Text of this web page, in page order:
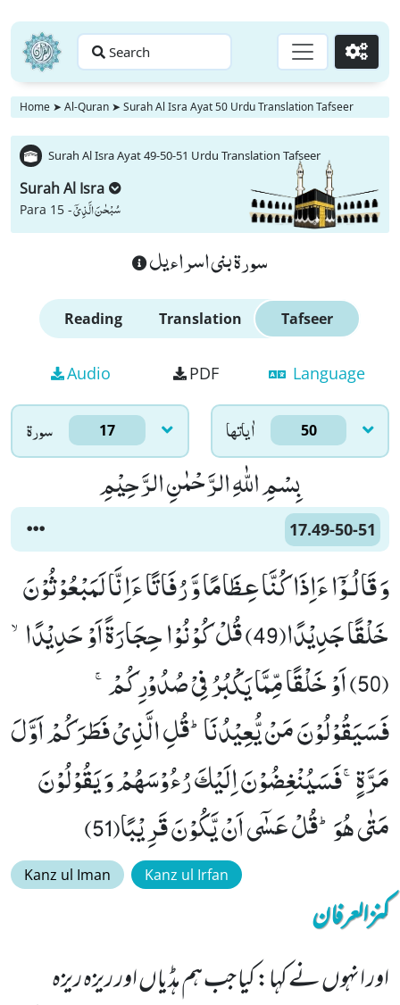
Search Go
Home ➤ Al-Quran ➤ Surah Al Isra Ayat 50 Urdu Translation Tafseer
Surah Al Isra Ayat 49-50-51 Urdu Translation Tafseer
Surah Al Isra
Para 15 -سُبْحٰنَ الَّذِیْۤ
سورة بنى اسراءيل
Reading Translation Tafseer
Audio PDF Language
سورۃ 17 اٰياتها 50
بِسْمِ اللّٰهِ الرَّحْمٰنِ الرَّحِیْمِ
17.49-50-51
وَ قَالُـوْۤا ءَاِذَا كُنَّا عِظَامًا وَّ رُفَاتًا ءَاِنَّا لَمَبْعُوْثُوْنَ
خَلْقًا جَدِیْدًا(49) قُلْ كُوْنُوْا حِجَارَةً اَوْ حَدِیْدًاۙ
(50) اَوْ خَلْقًا مِّمَّا یَكْبُرُ فِیْ صُدُوْرِكُمْۚ-
فَسَیَقُوْلُوْنَ مَنْ یُّعِیْدُنَاؕ-قُلِ الَّذِیْ فَطَرَكُمْ اَوَّلَ
مَرَّةٍۚ-فَسَیُنْغِضُوْنَ اِلَیْكَ رُءُوْسَهُمْ وَ یَقُوْلُوْنَ
مَتٰى هُوَؕ-قُلْ عَسٰۤى اَنْ یَّكُوْنَ قَرِیْبًا(51)
Kanz ul Iman Kanz ul Irfan
کنزالعرفان
اور انہوں نے کہا: کیا جب ہم ہڈیاں اور ریزہ ریزہ